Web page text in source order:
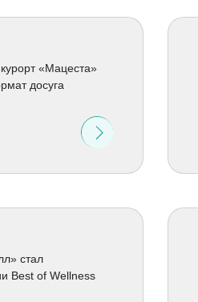
«Мацеста»
досуга
стал
Best of Wellness